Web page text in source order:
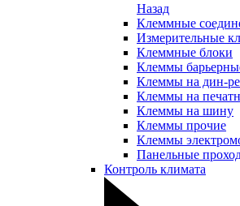
Назад
Клеммные
Измерительные
Клеммные блоки
Клеммы
Клеммы на дин-
Клеммы на
Клеммы на шину
Клеммы прочие
Клеммы
Панельные
Контроль климата